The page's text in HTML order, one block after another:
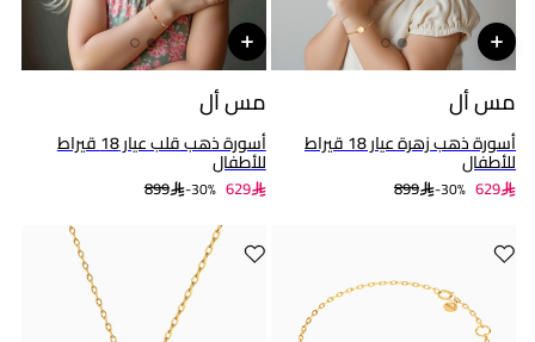
مس أل
أسورة ذهب زهرة عيار 18 قيراط
للأطفال
899 30%- 629
مس أل
أسورة ذهب قلب عيار 18 قيراط
للأطفال
899 30%- 629